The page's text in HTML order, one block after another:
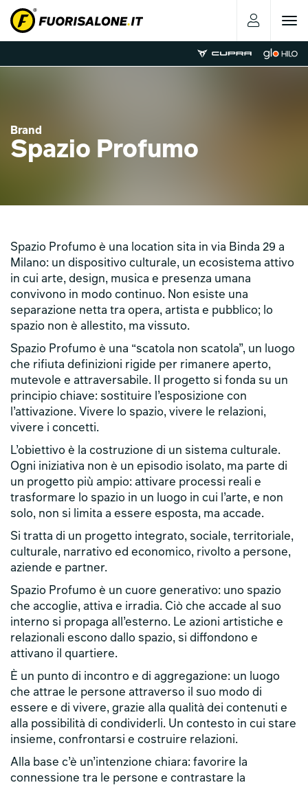
Toggle
Brand
Spazio Profumo
Spazio Profumo è una location sita in via Binda 29 a
Milano: un dispositivo culturale, un ecosistema attivo
in cui arte, design, musica e presenza umana
convivono in modo continuo. Non esiste una
separazione netta tra opera, artista e pubblico; lo
spazio non è allestito, ma vissuto.
Spazio Profumo è una “scatola non scatola”, un luogo
che rifiuta definizioni rigide per rimanere aperto,
mutevole e attraversabile. Il progetto si fonda su un
principio chiave: sostituire l’esposizione con
l’attivazione. Vivere lo spazio, vivere le relazioni,
vivere i concetti.
L’obiettivo è la costruzione di un sistema culturale.
Ogni iniziativa non è un episodio isolato, ma parte di
un progetto più ampio: attivare processi reali e
trasformare lo spazio in un luogo in cui l’arte, e non
solo, non si limita a essere esposta, ma accade.
Si tratta di un progetto integrato, sociale, territoriale,
culturale, narrativo ed economico, rivolto a persone,
aziende e partner.
Spazio Profumo è un cuore generativo: uno spazio
che accoglie, attiva e irradia. Ciò che accade al suo
interno si propaga all’esterno. Le azioni artistiche e
relazionali escono dallo spazio, si diffondono e
attivano il quartiere.
È un punto di incontro e di aggregazione: un luogo
che attrae le persone attraverso il suo modo di
essere e di vivere, grazie alla qualità dei contenuti e
alla possibilità di condividerli. Un contesto in cui stare
insieme, confrontarsi e costruire relazioni.
Alla base c’è un’intenzione chiara: favorire la
connessione tra le persone e contrastare la